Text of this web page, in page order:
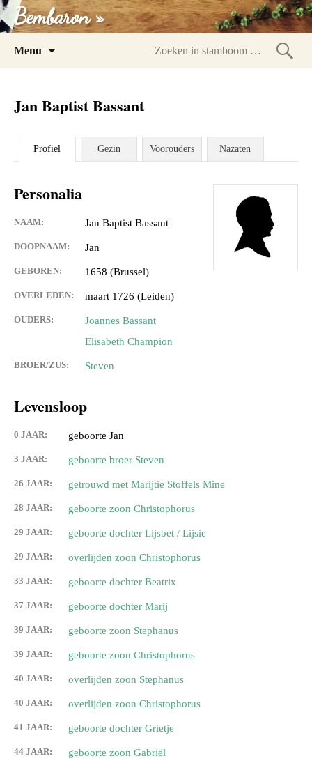
Bembaron »
Menu
Jan Baptist Bassant
Profiel Gezin Voorouders Nazaten
Personalia
NAAM: Jan Baptist Bassant
DOOPNAAM: Jan
GEBOREN: 1658 (Brussel)
OVERLEDEN: maart 1726 (Leiden)
OUDERS:
Joannes Bassant
Elisabeth Champion
BROER/ZUS: Steven
Levensloop
0 JAAR: geboorte Jan
3 JAAR: geboorte broer Steven
26 JAAR: getrouwd met Marijtie Stoffels Mine
28 JAAR: geboorte zoon Christophorus
29 JAAR: geboorte dochter Lijsbet / Lijsie
29 JAAR: overlijden zoon Christophorus
33 JAAR: geboorte dochter Beatrix
37 JAAR: geboorte dochter Marij
39 JAAR: geboorte zoon Stephanus
39 JAAR: geboorte zoon Christophorus
40 JAAR: overlijden zoon Stephanus
40 JAAR: overlijden zoon Christophorus
41 JAAR: geboorte dochter Grietje
44 JAAR: geboorte zoon Gabriël